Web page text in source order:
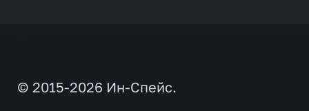
© 2015-2026 Ин-Спейс.